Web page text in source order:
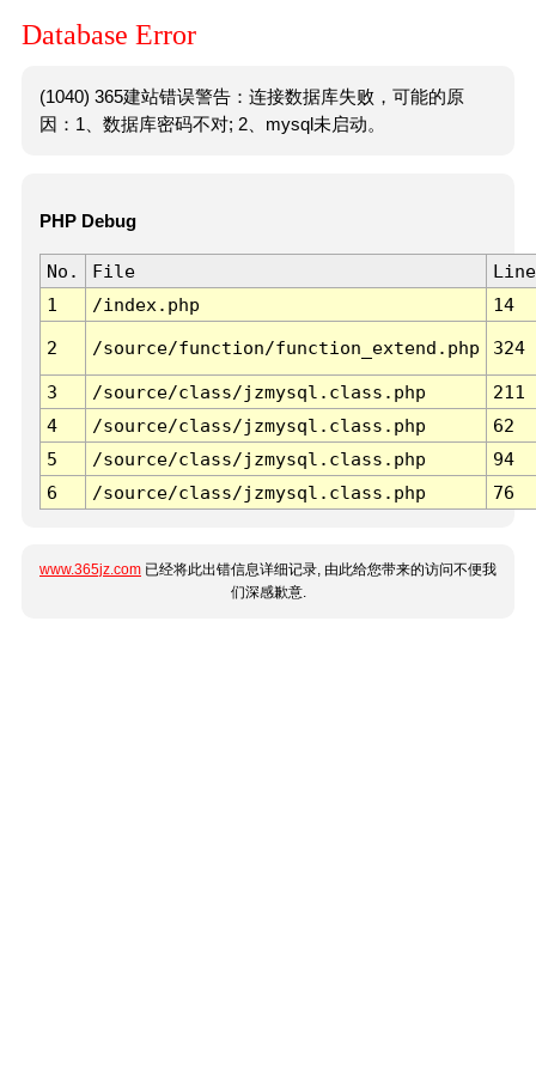
Database Error
(1040) 365建站错误警告：连接数据库失败，可能的原
因：1、数据库密码不对; 2、mysql未启动。
PHP Debug
No. File
Line
1
/index.php 14
2 /source/function/function_extend.php 324
3 /source/class/jzmysql.class.php
211
4
/source/class/jzmysql.class.php
62
5
/source/class/jzmysql.class.php
94
6
/source/class/jzmysql.class.php 76
www.365jz.com 已经将此出错信息详细记录, 由此给您带来的访问不便我
们深感歉意.